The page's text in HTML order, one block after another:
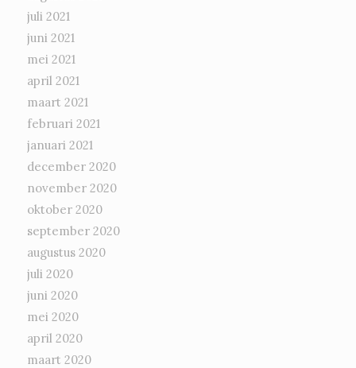
juli 2021
juni 2021
mei 2021
april 2021
maart 2021
februari 2021
januari 2021
december 2020
november 2020
oktober 2020
september 2020
augustus 2020
juli 2020
juni 2020
mei 2020
april 2020
maart 2020